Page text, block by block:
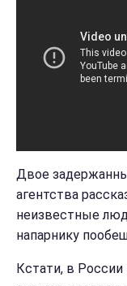
Двое
агентства
неизвестные
напарнику
Кстати, в